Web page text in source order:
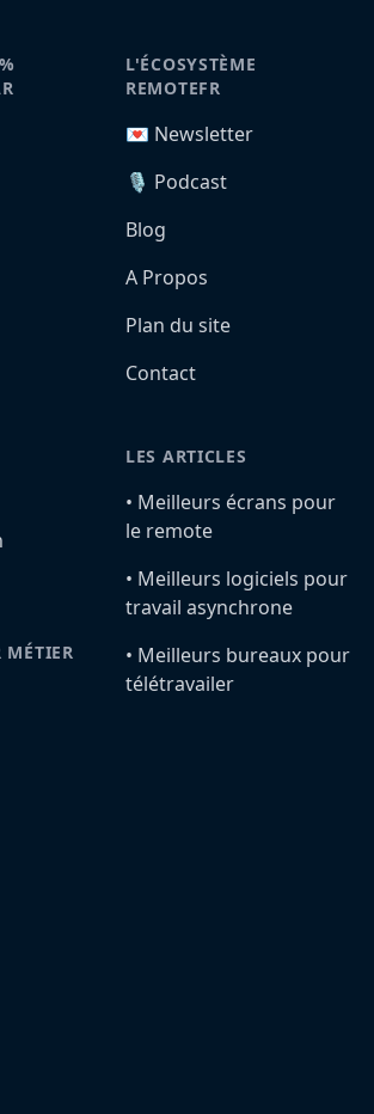
MÉTIER
L'ÉCOSYSTÈME
REMOTEFR
💌 Newsletter
🎙️ Podcast
Blog
A Propos
Plan du site
Contact
LES ARTICLES
•️ Meilleurs écrans pour
le remote
•️ Meilleurs logiciels pour
travail asynchrone
•️ Meilleurs bureaux pour
télétravailer